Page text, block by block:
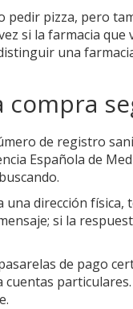
pedir pizza, pero
si la farmacia que
una
de registro
Española de
una dirección física,
si la
de pago